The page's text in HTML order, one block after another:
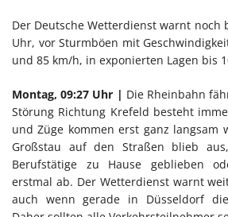
Der Deutsche Wetterdienst warnt noch
Uhr, vor Sturmböen mit
und 85 km/h, in exponierten Lagen bis
Montag, 09:27 Uhr | Die Rheinbahn
Störung Richtung Krefeld besteht
und Züge kommen erst ganz langsam
Großstau auf den Straßen blieb
Berufstätige zu Hause geblieben
erstmal ab. Der Wetterdienst warnt
auch wenn gerade in Düsseldorf